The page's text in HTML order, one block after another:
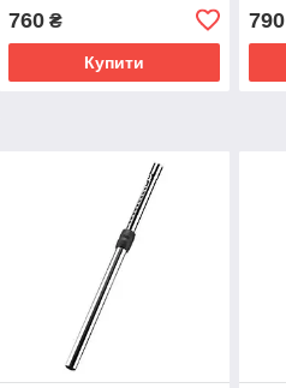
760₴
Купити
790